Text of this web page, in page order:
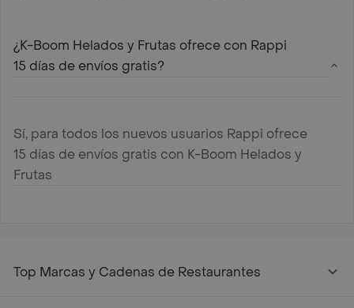
¿K-Boom Helados y Frutas ofrece con Rappi
15 días de envíos gratis?
Sí, para todos los nuevos usuarios Rappi ofrece
15 días de envíos gratis con K-Boom Helados y
Frutas
Top Marcas y Cadenas de Restaurantes